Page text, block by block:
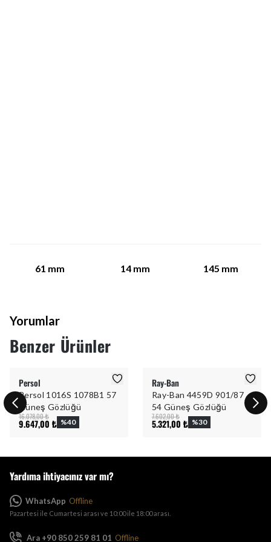
61 mm 14 mm 145 mm
Yorumlar
Benzer Ürünler
Persol
Persol 1016S 1078B1 57
Güneş Gözlüğü
16.078,00 ₺
9.647,00 ₺ %40
Ray-Ban
Ray-Ban 4459D 901/87
54 Güneş Gözlüğü
7.602,00 ₺
5.321,00 ₺ %30
Yardıma ihtiyacınız var mı?
WhatsApp Offline
Pazartesi ile Cumartesi arası ve 10:00 ile 18:00 arası.
Ara +90 850 259 81 01 Offline